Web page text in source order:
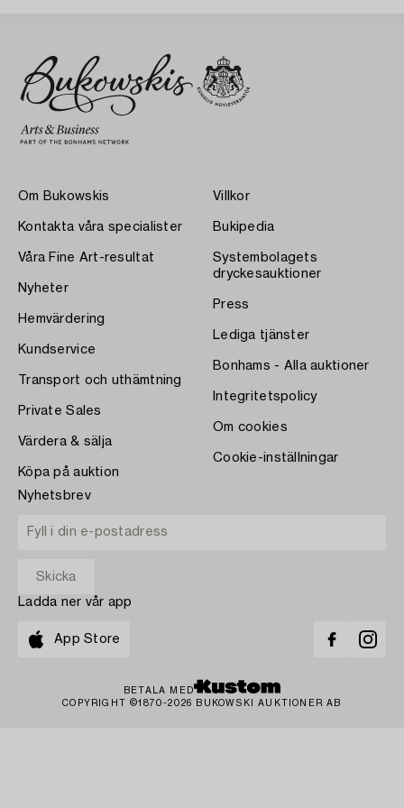
Om Bukowskis
Kontakta våra specialister
Våra Fine Art-resultat
Nyheter
Hemvärdering
Kundservice
Transport och uthämtning
Private Sales
Värdera & sälja
Köpa på auktion
Villkor
Bukipedia
Systembolagets
dryckesauktioner
Press
Lediga tjänster
Bonhams - Alla auktioner
Integritetspolicy
Om cookies
Cookie-inställningar
Nyhetsbrev
Ladda ner vår app
App Store
BETALA MED
COPYRIGHT ©1870-2026 BUKOWSKI AUKTIONER AB